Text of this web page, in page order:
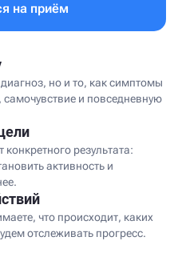
на приём
но и то, как симптомы
и повседневную
результата:
активность и
что происходит, каких
отслеживать прогресс.